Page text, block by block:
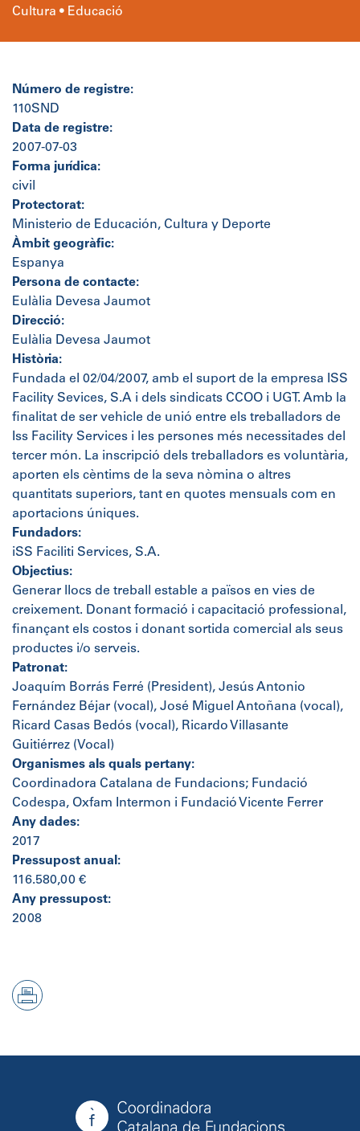
Cultura • Educació
Número de registre:
110SND
Data de registre:
2007-07-03
Forma jurídica:
civil
Protectorat:
Ministerio de Educación, Cultura y Deporte
Àmbit geogràfic:
Espanya
Persona de contacte:
Eulàlia Devesa Jaumot
Direcció:
Eulàlia Devesa Jaumot
Història:
Fundada el 02/04/2007, amb el suport de la empresa ISS
Facility Sevices, S.A i dels sindicats CCOO i UGT. Amb la
finalitat de ser vehicle de unió entre els treballadors de
Iss Facility Services i les persones més necessitades del
tercer món. La inscripció dels treballadors es voluntària,
aporten els cèntims de la seva nòmina o altres
quantitats superiors, tant en quotes mensuals com en
aportacions úniques.
Fundadors:
iSS Faciliti Services, S.A.
Objectius:
Generar llocs de treball estable a països en vies de
creixement. Donant formació i capacitació professional,
finançant els costos i donant sortida comercial als seus
productes i/o serveis.
Patronat:
Joaquím Borrás Ferré (President), Jesús Antonio
Fernández Béjar (vocal), José Miguel Antoñana (vocal),
Ricard Casas Bedós (vocal), Ricardo Villasante
Guitiérrez (Vocal)
Organismes als quals pertany:
Coordinadora Catalana de Fundacions; Fundació
Codespa, Oxfam Intermon i Fundació Vicente Ferrer
Any dades:
2017
Pressupost anual:
116.580,00 €
Any pressupost:
2008